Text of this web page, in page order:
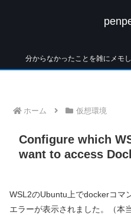
分からなかったことを雑にメモ
ホーム 仮想環境
Configure which
want to access
WSL2のUbuntu上でdockerコマ
エラーが表示されました。（本